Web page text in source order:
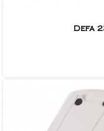
Defa